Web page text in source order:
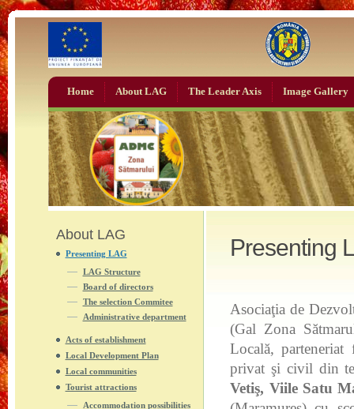
Home About LAG The Leader Axis Image Gallery
About LAG
Presenting LAG
LAG Structure
Board of directors
The selection Commitee
Administrative department
Acts of establishment
Local Development Plan
Local communities
Tourist attractions
Accommodation possibilities
Presenting
Asociaţia de
(Gal Zona
Locală,
privat şi civil din
Vetiş, Viile Satu